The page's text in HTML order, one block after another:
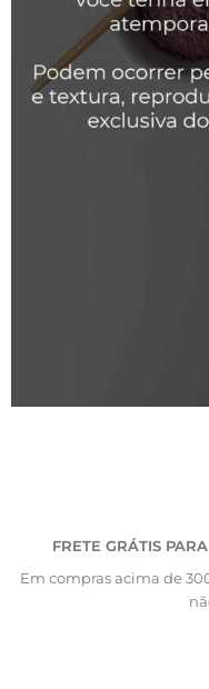
FRETE GRÁTIS
Em compras acima de